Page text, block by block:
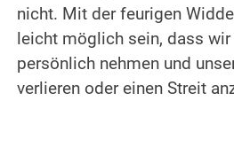
nicht. Mit der feurigen
leicht möglich sein, dass
persönlich nehmen und
verlieren oder einen Streit